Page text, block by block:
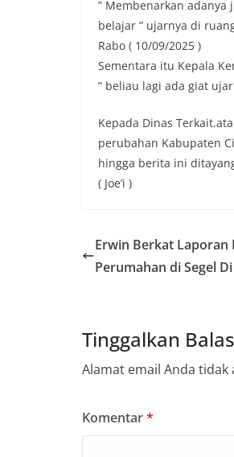
” Membenarkan
belajar ” ujarnya di
Rabo ( 10/09/2025 )
Sementara itu Kepala
” beliau lagi ada giat
Kepada Dinas
perubahan Kabupaten
hingga berita ini
( Joe’i )
Erwin Berkat
Perumahan di Segel
Tinggalkan
Alamat email Anda tidak
Komentar*